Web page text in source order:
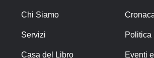
Chi Siamo
Servizi
Casa del Libro
Politica
Eventi